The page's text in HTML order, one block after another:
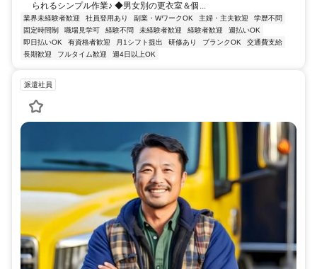
られるシンプル作業♪ ◆男女別の更衣室＆個...
業界未経験者歓迎 社員登用あり 副業・WワークOK 主婦・主夫歓迎
学歴不問
固定時間制
職場見学可 経験不問 未経験者歓迎 経験者歓迎
週払いOK
即日払いOK
有資格者歓迎 月1シフト提出 研修あり ブランクOK
交通費支給
長期歓迎
フルタイム歓迎 週4日以上OK
派遣社員